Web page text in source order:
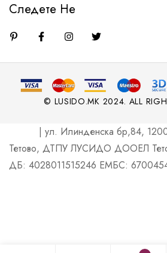
Следете Не
© LUSIDO.MK 2024. ALL
| ул. Илинденска бр,84,
Тетово, ДТПУ ЛУСИДО ДООЕЛ
ДБ: 4028011515246 ЕМБС: